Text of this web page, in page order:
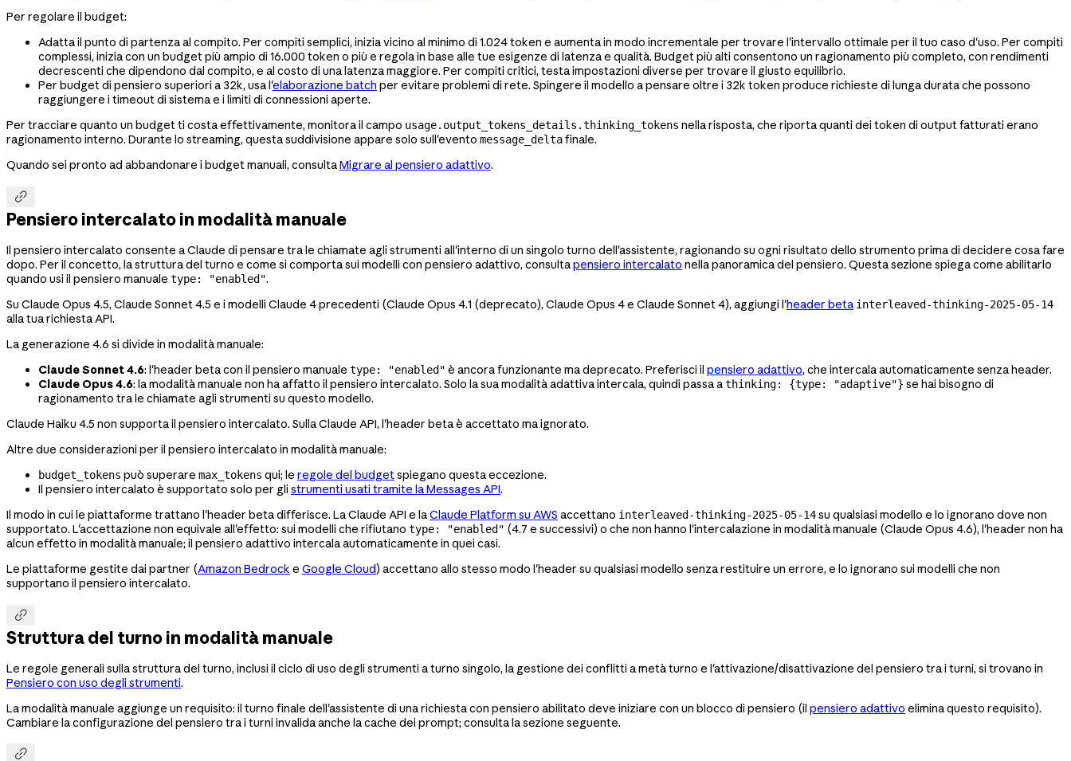
Per regolare il budget:
Adatta il punto di partenza al compito. Per compiti semplici, inizia vicino al minimo di 1.024 token e aumenta in modo incrementale per trovare l'intervallo ottimale per il tuo caso d'uso. Per compiti
complessi, inizia con un budget più ampio di 16.000 token o più e regola in base alle tue esigenze di latenza e qualità. Budget più alti consentono un ragionamento più completo, con rendimenti
decrescenti che dipendono dal compito, e al costo di una latenza maggiore. Per compiti critici, testa impostazioni diverse per trovare il giusto equilibrio.
Per budget di pensiero superiori a 32k, usa l'elaborazione batch per evitare problemi di rete. Spingere il modello a pensare oltre i 32k token produce richieste di lunga durata che possono
raggiungere i timeout di sistema e i limiti di connessioni aperte.
Per tracciare quanto un budget ti costa effettivamente, monitora il campo usage.output_tokens_details.thinking_tokens nella risposta, che riporta quanti dei token di output fatturati erano
ragionamento interno. Durante lo streaming, questa suddivisione appare solo sull'evento message_deltafinale.
Quando sei pronto ad abbandonare i budget manuali, consultaMigrare al pensiero adattivo.

Pensiero intercalato in modalità manuale
Il pensiero intercalato consente a Claude di pensare tra le chiamate agli strumenti all'interno di un singolo turno dell'assistente, ragionando su ogni risultato dello strumento prima di decidere cosa fare
dopo. Per il concetto, la struttura del turno e come si comporta sui modelli con pensiero adattivo, consultapensiero intercalato nella panoramica del pensiero. Questa sezione spiega come abilitarlo
quando usi il pensiero manuale type: "enabled".
Su Claude Opus 4.5, Claude Sonnet 4.5 e i modelli Claude 4 precedenti (Claude Opus 4.1 (deprecato), Claude Opus 4 e Claude Sonnet 4), aggiungi l'header beta interleaved-thinking-2025-05-14
alla tua richiesta API.
La generazione 4.6 si divide in modalità manuale:
Claude Sonnet 4.6: l'header beta con il pensiero manuale type: "enabled" è ancora funzionante ma deprecato. Preferisci il pensiero adattivo, che intercala automaticamente senza header.
Claude Opus 4.6: la modalità manuale non ha affatto il pensiero intercalato. Solo la sua modalità adattiva intercala, quindi passa athinking: {type: "adaptive"} se hai bisogno di
ragionamento tra le chiamate agli strumenti su questo modello.
Claude Haiku 4.5 non supporta il pensiero intercalato. Sulla Claude API, l'header beta è accettato ma ignorato.
Altre due considerazioni per il pensiero intercalato in modalità manuale:
budget_tokens può superare max_tokens qui; le regole del budgetspiegano questa eccezione.
Il pensiero intercalato è supportato solo per gli strumenti usati tramite la Messages API.
Il modo in cui le piattaforme trattano l'header beta differisce. La Claude API e laClaude Platform su AWS accettano interleaved-thinking-2025-05-14su qualsiasi modello e lo ignorano dove non
supportato. L'accettazione non equivale all'effetto: sui modelli che rifiutano type: "enabled" (4.7 e successivi) o che non hanno l'intercalazione in modalità manuale (Claude Opus 4.6), l'header non ha
alcun effetto in modalità manuale; il pensiero adattivo intercala automaticamente in quei casi.
Le piattaforme gestite dai partner (Amazon Bedrock e Google Cloud) accettano allo stesso modo l'header su qualsiasi modello senza restituire un errore, e lo ignorano sui modelli che non
supportano il pensiero intercalato.

Struttura del turno in modalità manuale
Le regole generali sulla struttura del turno, inclusi il ciclo di uso degli strumenti a turno singolo, la gestione dei conflitti a metà turno e l'attivazione/disattivazione del pensiero tra i turni, si trovano in
Pensiero con uso degli strumenti.
La modalità manuale aggiunge un requisito: il turno finale dell'assistente di una richiesta con pensiero abilitato deve iniziare con un blocco di pensiero (il pensiero adattivo elimina questo requisito).
Cambiare la configurazione del pensiero tra i turni invalida anche la cache dei prompt; consulta la sezione seguente.
